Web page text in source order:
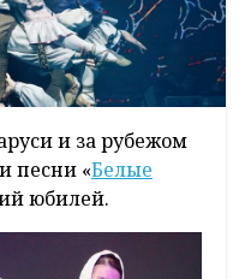
и за рубежом
песни «Белые
юбилей.